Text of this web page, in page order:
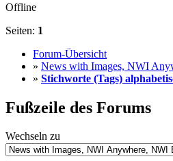
Offline
Seiten: 1
Forum-Übersicht
» News with Images, NWI
» Stichworte (Tags)
Fußzeile des Forums
Wechseln zu